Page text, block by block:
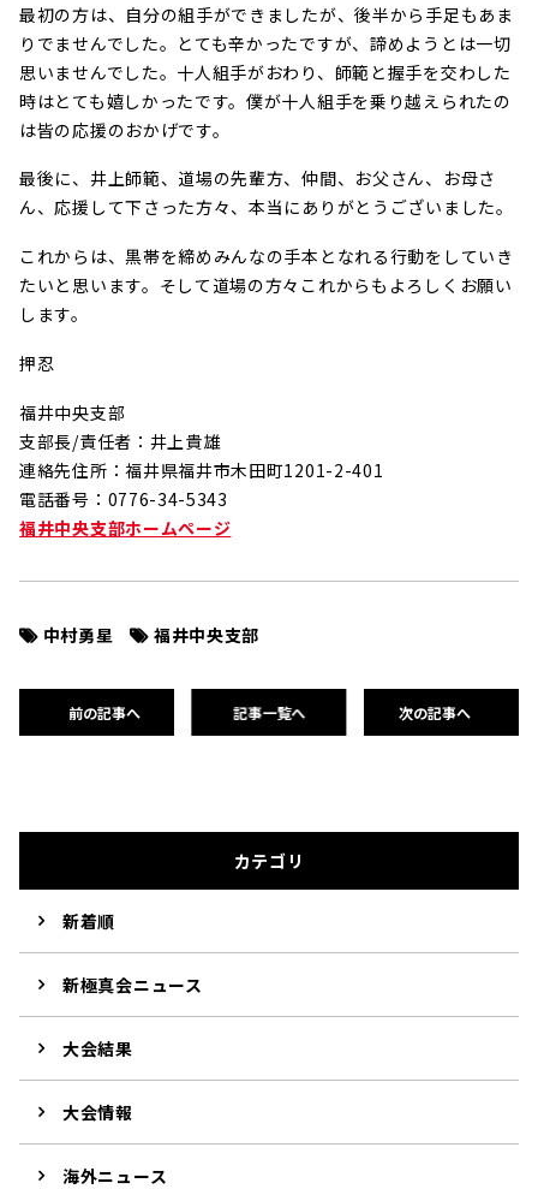
最初の方は、自分の組手ができましたが、後半から手足もあま
りでませんでした。とても辛かったですが、諦めようとは一切
思いませんでした。十人組手がおわり、師範と握手を交わした
時はとても嬉しかったです。僕が十人組手を乗り越えられたの
は皆の応援のおかげです。
最後に、井上師範、道場の先輩方、仲間、お父さん、お母さ
ん、応援して下さった方々、本当にありがとうございました。
これからは、黒帯を締めみんなの手本となれる行動をしていき
たいと思います。そして道場の方々これからもよろしくお願い
します。
押忍
福井中央支部
支部長/責任者：井上貴雄
連絡先住所：福井県福井市木田町1201-2-401
電話番号：0776-34-5343
福井中央支部ホームページ
中村勇星 福井中央支部
前の記事へ 記事一覧へ 次の記事へ
カテゴリ
新着順
新極真会ニュース
大会結果
大会情報
海外ニュース